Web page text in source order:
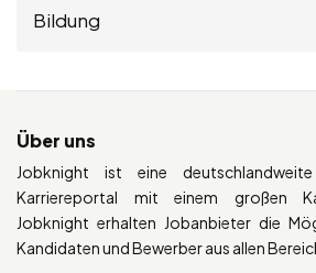
Bildung
Über uns
Jobknight ist eine
Karriereportal mit einem großen
Jobknight erhalten Jobanbieter die
Kandidaten und Bewerber aus allen